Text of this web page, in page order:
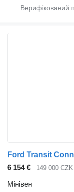
Ford Transit
6 154 €
149 000 CZK
Мінівен